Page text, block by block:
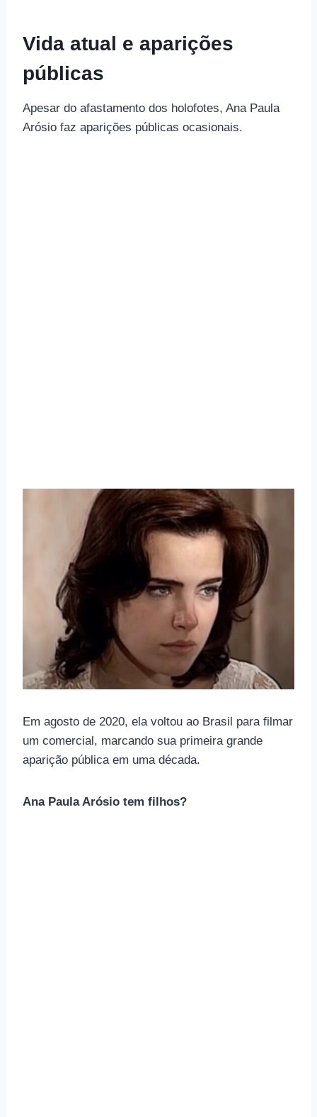
Vida atual e aparições
públicas
Apesar do afastamento dos holofotes, Ana Paula
Arósio faz aparições públicas ocasionais.
Em agosto de 2020, ela voltou ao Brasil para filmar
um comercial, marcando sua primeira grande
aparição pública em uma década.
Ana Paula Arósio tem filhos?